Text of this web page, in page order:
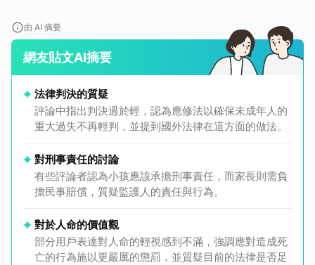
由 AI 摘要
網友貼文AI摘要
法律判決的質疑
評論中指出判決過於輕，認為應修法以確保未成年人的
重大過失不再輕判，並提到國外法律在這方面的做法。
對刑事責任的討論
有些評論者認為小孩應該承擔刑事責任，而家長則需負
擔民事賠償，質疑監護人的責任與行為。
對於人命的價值觀
部分用戶表達對人命的輕視感到不滿，強調應對造成死
亡的行為施以更嚴厲的懲罰，並質疑目前的法律是否足